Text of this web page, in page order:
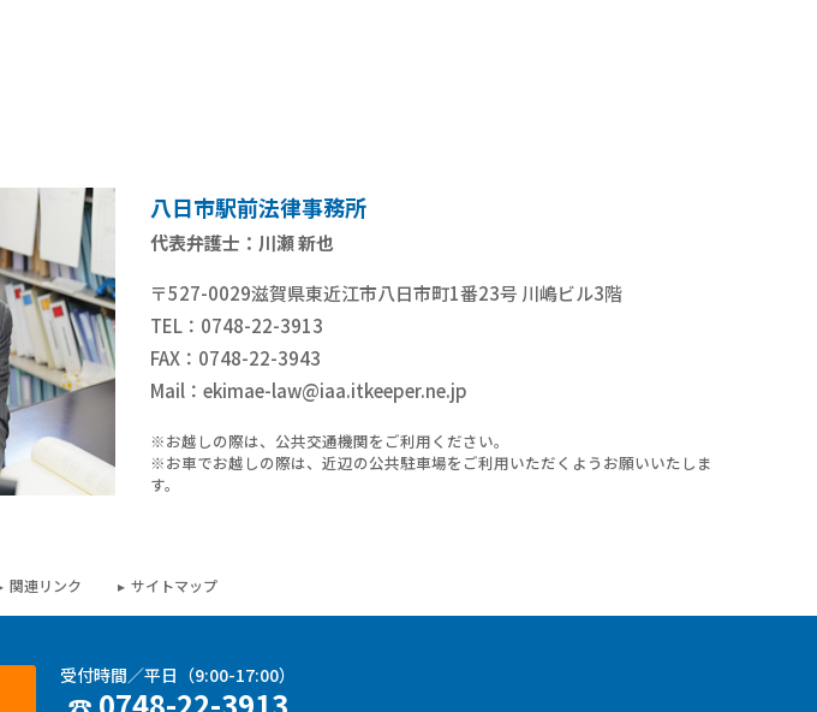
八日市駅前法律事務所
代表弁護士：川瀬 新也
〒527-0029滋賀県東近江市八日市町1番23号 川嶋ビル3階
TEL：0748-22-3913
FAX：0748-22-3943
Mail：ekimae-law@iaa.itkeeper.ne.jp
※お越しの際は、公共交通機関をご利用ください。
※お車でお越しの際は、近辺の公共駐車場をご利用いただくようお願いいたしま
す。
関連リンク サイトマップ
受付時間／平日（9:00-17:00）